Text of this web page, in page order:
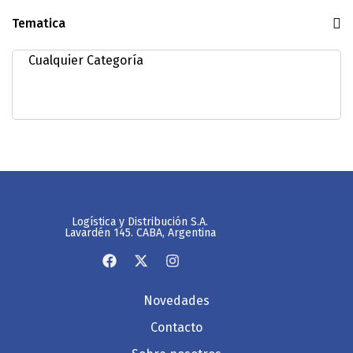
Tematica
Logística y Distribución S.A.
Lavardén 145. CABA, Argentina
Novedades
Contacto